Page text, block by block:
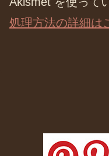
処理方法の詳細は